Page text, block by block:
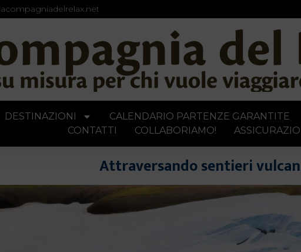
DESTINAZIONI CALENDARIO PARTENZE GARANTITE
CONTATTI
COLLABORIAMO!
Attraversando sentieri